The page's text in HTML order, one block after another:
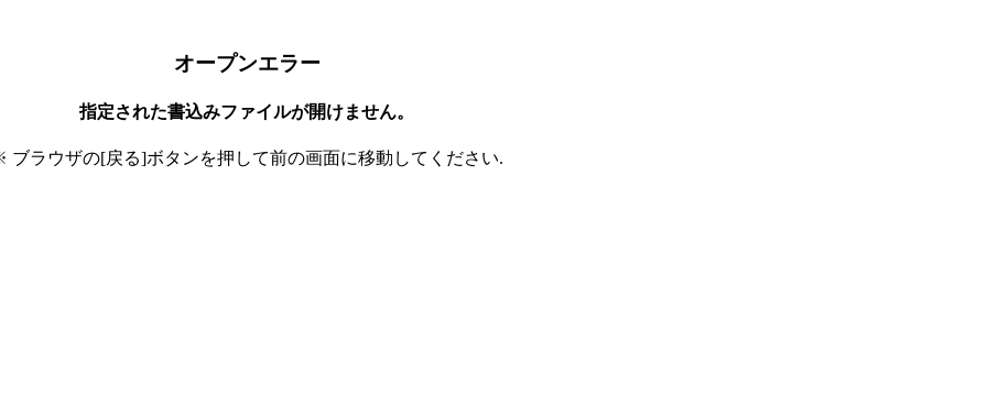
オープンエラー
指定された書込みファイルが開けません。
ブラウザの[戻る]ボタンを押して前の画面に移動してください.